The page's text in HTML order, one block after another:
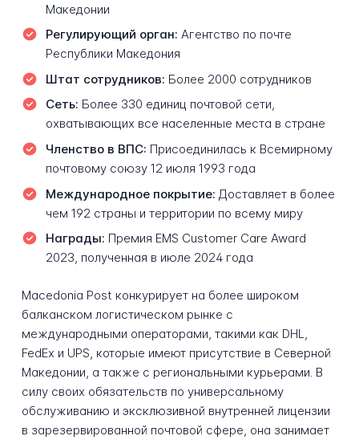
Македонии
Регулирующий орган: Агентство по почте
Республики Македония
Штат сотрудников: Более 2000 сотрудников
Сеть: Более 330 единиц почтовой сети,
охватывающих все населенные места в стране
Членство в ВПС: Присоединилась к Всемирному
почтовому союзу 12 июля 1993 года
Международное покрытие: Доставляет в более
чем 192 страны и территории по всему миру
Награды: Премия EMS Customer Care Award
2023, полученная в июле 2024 года
Macedonia Post конкурирует на более широком
балканском логистическом рынке с
международными операторами, такими как DHL,
FedEx и UPS, которые имеют присутствие в Северной
Македонии, а также с региональными курьерами. В
силу своих обязательств по универсальному
обслуживанию и эксклюзивной внутренней лицензии
в зарезервированной почтовой сфере, она занимает